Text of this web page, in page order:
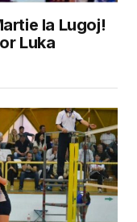
la Lugoj!
Luka